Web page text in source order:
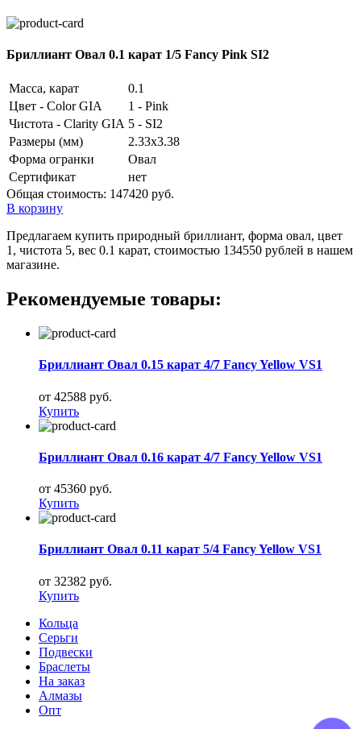
Бриллиант Овал 0.1 карат 1/5 Fancy Pink SI2
Масса, карат
0.1
Цвет - Color GIA
1 - Pink
Чистота - Clarity GIA 5 - SI2
Размеры (мм)
2.33x3.38
Форма огранки
Овал
Сертификат
нет
Общая стоимость: 147420 руб.
В корзину
Предлагаем купить природный бриллиант, форма овал, цвет
1, чистота 5, вес 0.1 карат, стоимостью 134550 рублей в нашем
магазине.
Рекомендуемые товары:
Бриллиант Овал 0.15 карат 4/7 Fancy Yellow VS1
от 42588 руб.
Купить
Бриллиант Овал 0.16 карат 4/7 Fancy Yellow VS1
от 45360 руб.
Купить
Бриллиант Овал 0.11 карат 5/4 Fancy Yellow VS1
от 32382 руб.
Купить
Кольца
Серьги
Подвески
Браслеты
На заказ
Алмазы
Опт